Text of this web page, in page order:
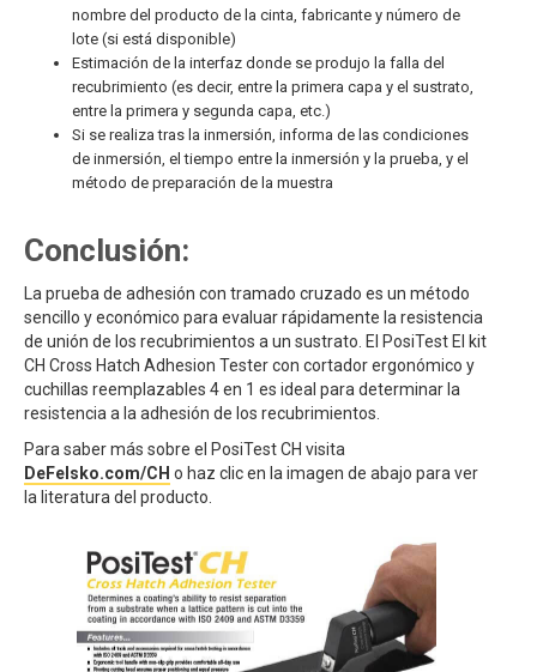
nombre del producto de la cinta, fabricante y número de
lote (si está disponible)
Estimación de la interfaz donde se produjo la falla del
recubrimiento (es decir, entre la primera capa y el sustrato,
entre la primera y segunda capa, etc.)
Si se realiza tras la inmersión, informa de las condiciones
de inmersión, el tiempo entre la inmersión y la prueba, y el
método de preparación de la muestra
Conclusión:
La prueba de adhesión con tramado cruzado es un método
sencillo y económico para evaluar rápidamente la resistencia
de unión de los recubrimientos a un sustrato. El PosiTest El kit
CH Cross Hatch Adhesion Tester con cortador ergonómico y
cuchillas reemplazables 4 en 1 es ideal para determinar la
resistencia a la adhesión de los recubrimientos.
Para saber más sobre el PosiTest CH visita
DeFelsko.com/CH o haz clic en la imagen de abajo para ver
la literatura del producto.